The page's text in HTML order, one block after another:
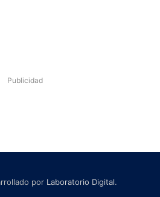
Publicidad
por Laboratorio Digital.